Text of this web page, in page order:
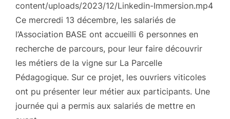
content/uploads/2023/12/Linkedin-Immersion.mp4
Ce mercredi 13 décembre, les salariés de
l’Association BASE ont accueilli 6 personnes en
recherche de parcours, pour leur faire découvrir
les métiers de la vigne sur La Parcelle
Pédagogique. Sur ce projet, les ouvriers viticoles
ont pu présenter leur métier aux participants. Une
journée qui a permis aux salariés de mettre en